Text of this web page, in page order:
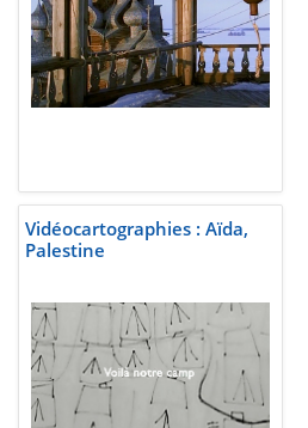
Vidéocartographies : Aïda,
Palestine